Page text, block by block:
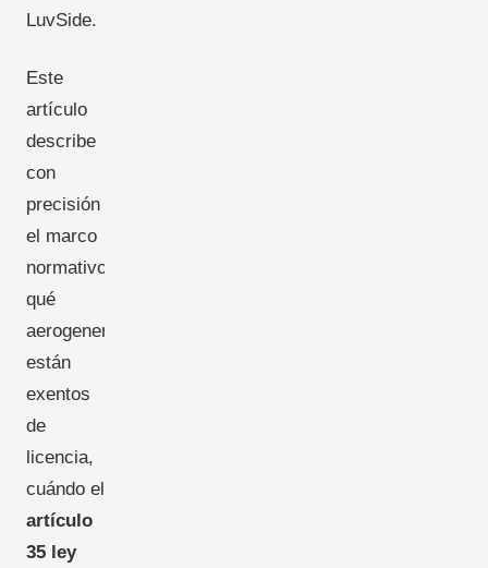
LuvSide.
Este
artículo
describe
con
precisión
el marco
normativo:
qué
aerogeneradores
están
exentos
de
licencia,
cuándo el
artículo
35 ley